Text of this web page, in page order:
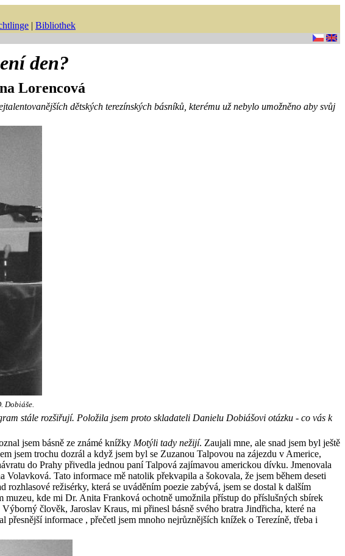
| Bibliothek
den?
Lorencová
dětských terezínských básníků, kterému už nebylo umožněno aby svůj
Dobiáše.
stále rozšiřují. Položila jsem proto skladateli Danielu Dobiášovi otázku - co vás k
jsem básně ze známé knížky Motýli tady nežijí. Zaujali mne, ale snad jsem byl ještě
jsem trochu dozrál a když jsem byl se Zuzanou Talpovou na zájezdu v Americe,
do Prahy přivedla jednou paní Talpová zajímavou americkou dívku. Jmenovala
Tato informace mě natolik překvapila a šokovala, že jsem během deseti
režisérky, která se uváděním poezie zabývá, jsem se dostal k dalším
kde mi Dr. Anita Franková ochotně umožnila přístup do příslušných sbírek
člověk, Jaroslav Kraus, mi přinesl básně svého bratra Jindřicha, které na
informace , přečetl jsem mnoho nejrůznějších knížek o Terezíně, třeba i